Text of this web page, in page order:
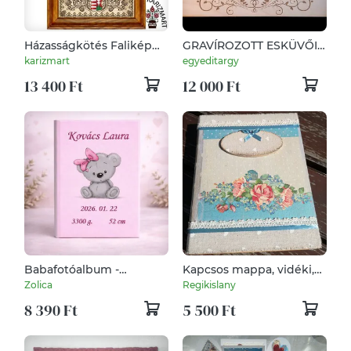
Házasságkötés Falikép
egyedi nevekkel mátkás
#KK05-H-5
karizmart
13 400 Ft
GRAVÍROZOTT ESKÜVŐI
FOTÓKÖNYV
egyeditargy
12 000 Ft
Babafotóalbum -
rózsaszín
Zolica
8 390 Ft
Kapcsos mappa, vidéki,
Regikislany
5 500 Ft